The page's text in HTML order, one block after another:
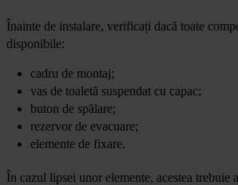
Înainte de instalare, verificați dacă toate
disponibile:
cadru de montaj;
vas de toaletă suspendat cu capac;
buton de spălare;
rezervor de evacuare;
elemente de fixare.
În cazul lipsei unor elemente, acestea trebuie